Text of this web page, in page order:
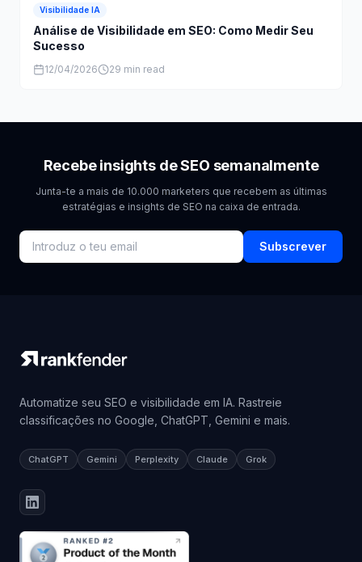
Visibilidade IA
Análise de Visibilidade em SEO: Como Medir Seu
Sucesso
12/04/2026 29 min read
Recebe insights de SEO semanalmente
Junta-te a mais de 10.000 marketers que recebem as últimas
estratégias e insights de SEO na caixa de entrada.
Subscrever
Automatize seu SEO e visibilidade em IA. Rastreie
classificações no Google, ChatGPT, Gemini e mais.
ChatGPT Gemini Perplexity Claude Grok